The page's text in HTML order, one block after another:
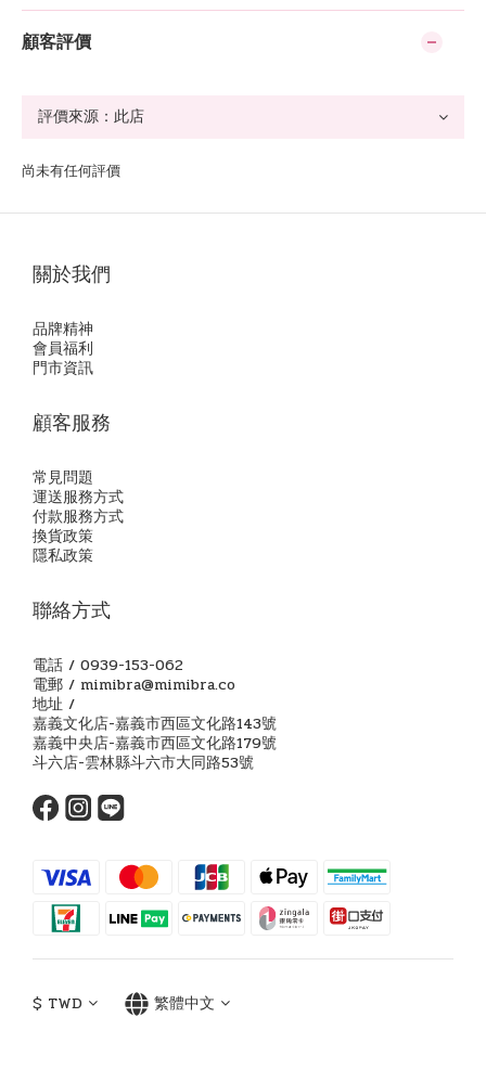
顧客評價
尚未有任何評價
關於我們
品牌精神
會員福利
門市資訊
顧客服務
常見問題
運送服務方式
付款服務方式
換貨政策
隱私政策
聯絡方式
電話 / 0939-153-062
電郵 / mimibra@mimibra.co
地址 /
嘉義文化店-嘉義市西區文化路143號
嘉義中央店-嘉義市西區文化路179號
斗六店-雲林縣斗六市大同路53號
$ TWD 繁體中文